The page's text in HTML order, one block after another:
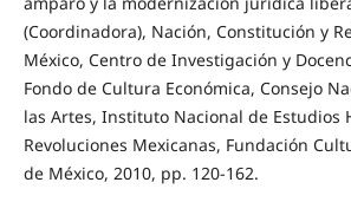
(Coordinadora), Nación, Constitución y
México, Centro de Investigación y
Fondo de Cultura Económica, Consejo
las Artes, Instituto Nacional de Estudios
Revoluciones Mexicanas, Fundación
de México, 2010, pp. 120-162.